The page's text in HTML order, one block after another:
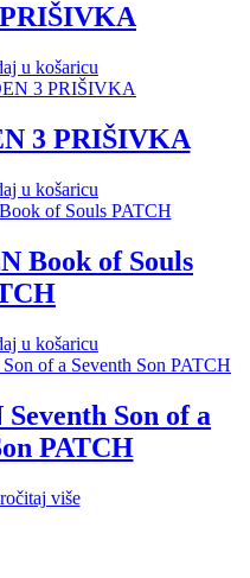
u košaricu
3 PRIŠIVKA
u košaricu
Book of Souls
u košaricu
Son of a
PATCH
više